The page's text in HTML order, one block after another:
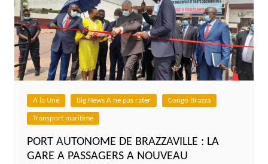
A la Une Big News A ne pas rater Congo Brazza
Transport maritime
PORT AUTONOME DE BRAZZAVILLE : LA
GARE A PASSAGERS A NOUVEAU